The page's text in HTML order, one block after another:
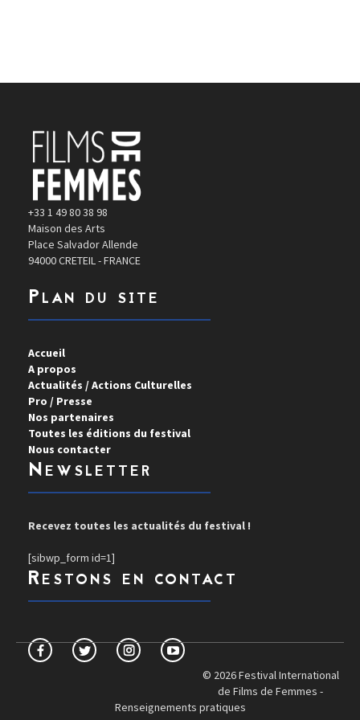
+33 1 49 80 38 98
Maison des Arts
Place Salvador Allende
94000 CRETEIL - FRANCE
Plan du site
Accueil
A propos
Actualités / Actions Culturelles
Pro / Presse
Nos partenaires
Toutes les éditions du festival
Nous contacter
Newsletter
Recevez toutes les actualités du festival !
[sibwp_form id=1]
Restons en contact
© 2026 Festival International
de Films de Femmes -
Renseignements pratiques